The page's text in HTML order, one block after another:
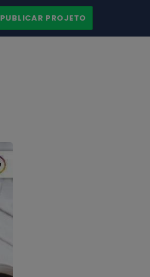
PUBLICAR PROJETO